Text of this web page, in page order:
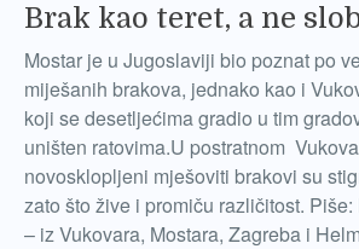
Brak kao teret, a ne
Mostar je u Jugoslaviji bio poznat po
miješanih brakova, jednako kao i
koji se desetljećima gradio u tim
uništen ratovima.U postratnom
novosklopljeni mješoviti brakovi su
zato što žive i promiču različitost.
– iz Vukovara, Mostara, Zagreba i